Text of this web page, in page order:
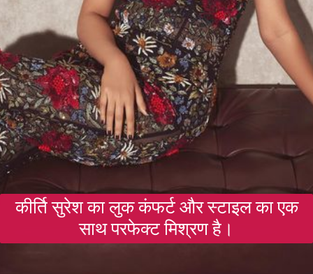
कीर्ति सुरेश का लुक कंफर्ट और स्टाइल का एक
साथ परफेक्ट मिश्रण है।